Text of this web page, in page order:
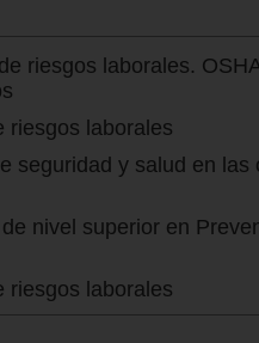
riesgos laborales.
riesgos laborales
seguridad y salud en las
nivel superior en
riesgos laborales